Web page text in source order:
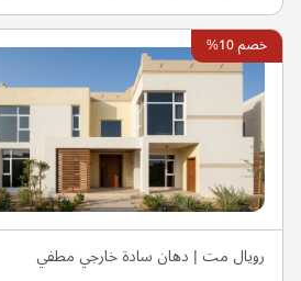
خصم 10%
رويال مت | دهان سادة خارجي مطفي